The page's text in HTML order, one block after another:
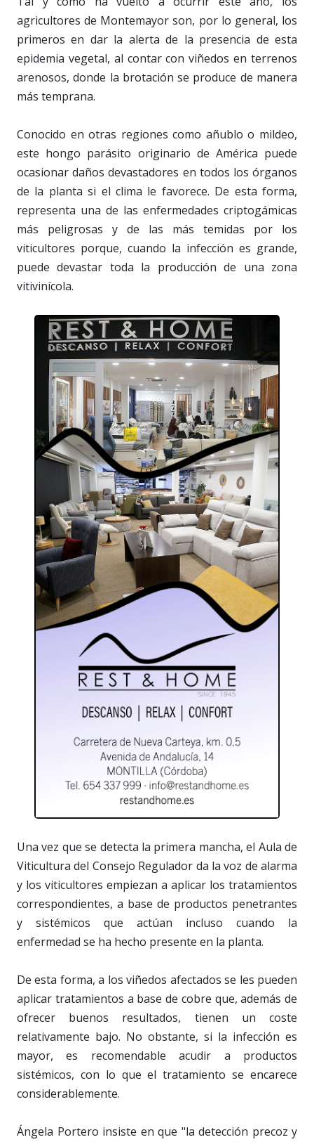
agricultores de Montemayor son, por lo general, los
primeros en dar la alerta de la presencia de esta
epidemia vegetal, al contar con viñedos en terrenos
arenosos, donde la brotación se produce de manera
más temprana.
Conocido en otras regiones como añublo o mildeo,
este hongo parásito originario de América puede
ocasionar daños devastadores en todos los órganos
de la planta si el clima le favorece. De esta forma,
representa una de las enfermedades criptogámicas
más peligrosas y de las más temidas por los
viticultores porque, cuando la infección es grande,
puede devastar toda la producción de una zona
vitivinícola.
Una vez que se detecta la primera mancha, el Aula de
Viticultura del Consejo Regulador da la voz de alarma
y los viticultores empiezan a aplicar los tratamientos
correspondientes, a base de productos penetrantes
y sistémicos que actúan incluso cuando la
enfermedad se ha hecho presente en la planta.
De esta forma, a los viñedos afectados se les pueden
aplicar tratamientos a base de cobre que, además de
ofrecer buenos resultados, tienen un coste
relativamente bajo. No obstante, si la infección es
mayor, es recomendable acudir a productos
sistémicos, con lo que el tratamiento se encarece
considerablemente.
Ángela Portero insiste en que "la detección precoz y